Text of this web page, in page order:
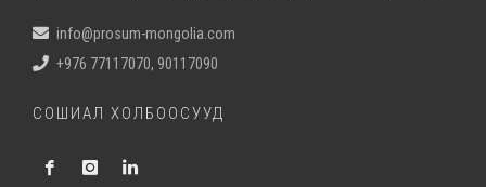
info@prosum-mongolia.com
+976 77117070, 90117090
СОШИАЛ ХОЛБООСУУД